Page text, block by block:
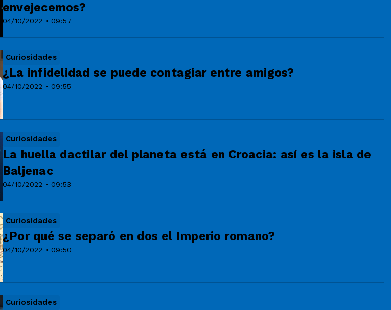
04/10/2022 • 09:57
envejecemos?
Curiosidades
04/10/2022 • 09:55
¿La infidelidad se puede contagiar entre amigos?
Curiosidades
04/10/2022 • 09:53
La huella dactilar del planeta está en Croacia: así es la isla de
Baljenac
Curiosidades
04/10/2022 • 09:50
¿Por qué se separó en dos el Imperio romano?
Curiosidades